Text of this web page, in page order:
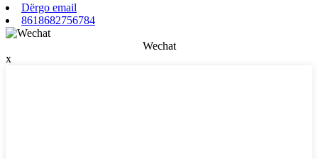
Dërgo email
8618682756784
Wechat
x